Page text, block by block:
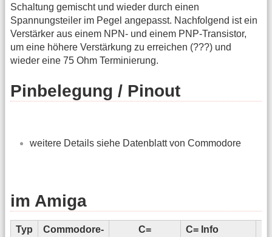
Schaltung gemischt und wieder durch einen
Spannungsteiler im Pegel angepasst. Nachfolgend ist ein
Verstärker aus einem NPN- und einem PNP-Transistor,
um eine höhere Verstärkung zu erreichen (???) und
wieder eine 75 Ohm Terminierung.
Pinbelegung / Pinout
weitere Details siehe Datenblatt von Commodore
im Amiga
Typ
Commodore-
C=
C= Info